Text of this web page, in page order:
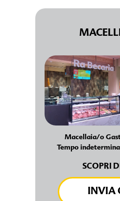
INVIA
Macellaia/o
Tempo
SCOPRI